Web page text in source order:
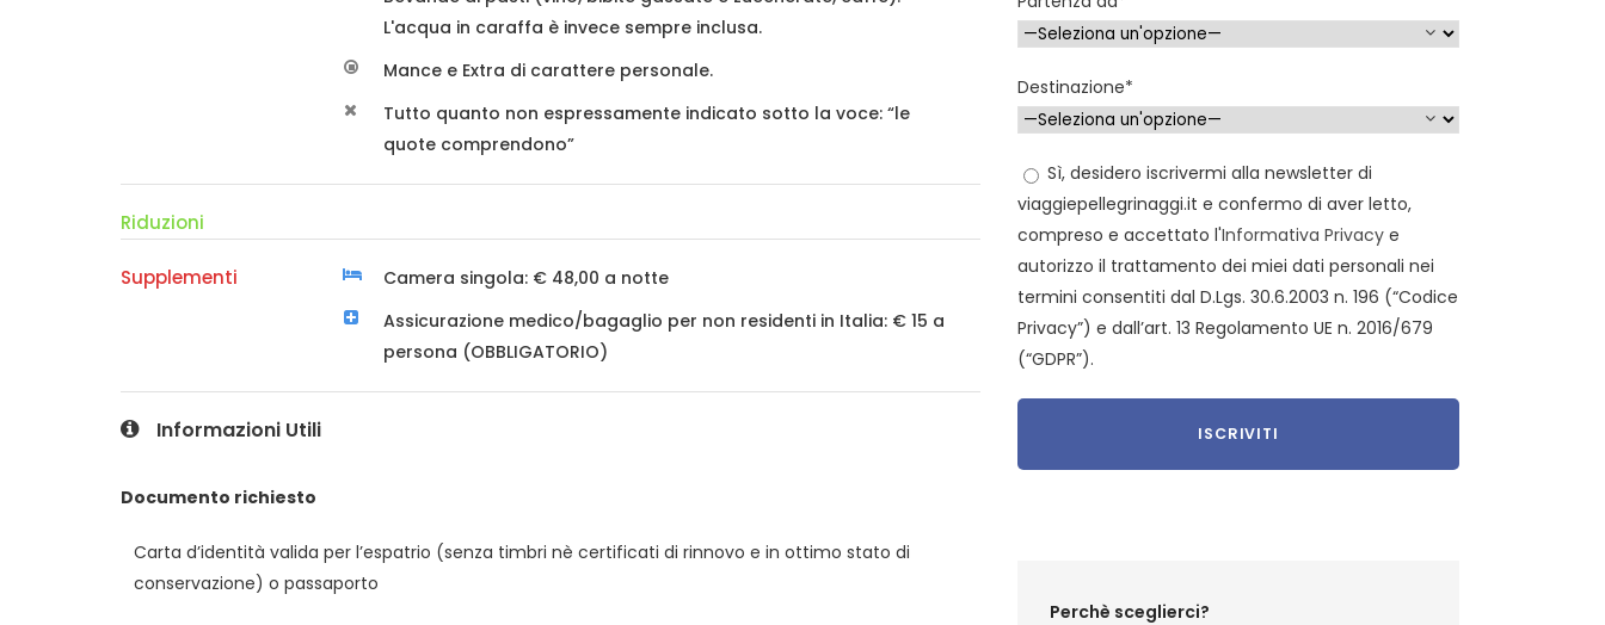
Destinazione*
Sì, desidero iscrivermi alla newsletter di
viaggiepellegrinaggi.it e confermo di aver letto,
compreso e accettato l'Informativa Privacy e
autorizzo il trattamento dei miei dati personali nei
termini consentiti dal D.Lgs. 30.6.2003 n. 196 (“Codice
Privacy”) e dall’art. 13 Regolamento UE n. 2016/679
(“GDPR”).
Perchè sceglierci?
L'acqua in caraffa è invece sempre inclusa.
Mance e Extra di carattere personale.
Tutto quanto non espressamente indicato sotto la voce: “le
quote comprendono”
Riduzioni
Supplementi
Camera singola: € 48,00 a notte
Assicurazione medico/bagaglio per non residenti in Italia: € 15 a
persona (OBBLIGATORIO)
Informazioni Utili
Documento richiesto
Carta d’identità valida per l’espatrio (senza timbri nè certificati di rinnovo e in ottimo stato di
conservazione) o passaporto